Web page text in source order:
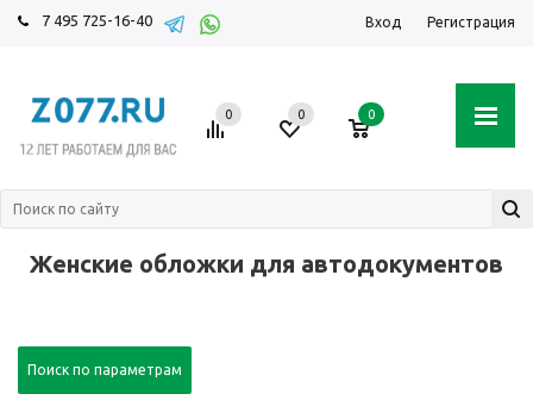
7 495 725-16-40 Вход Регистрация
0 0 0
Женские обложки для автодокументов
Поиск по параметрам